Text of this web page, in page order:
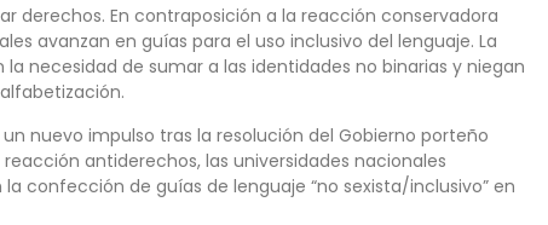
derechos. En contraposición a la reacción conservadora
avanzan en guías para el uso inclusivo del lenguaje. La
necesidad de sumar a las identidades no binarias y niegan
nuevo impulso tras la resolución del Gobierno porteño
antiderechos, las universidades nacionales
confección de guías de lenguaje “no sexista/inclusivo” en